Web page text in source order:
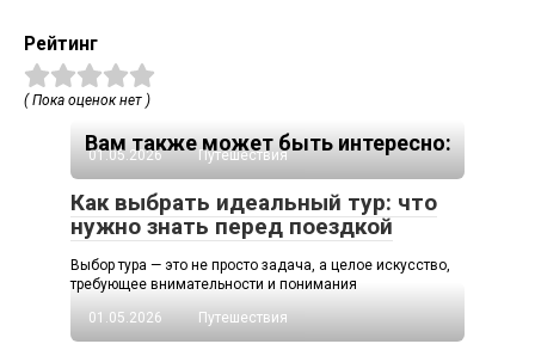
Рейтинг
( Пока оценок нет )
Вам также может быть интересно:
01.05.2026 Путешествия
Как выбрать идеальный тур: что
нужно знать перед поездкой
Выбор тура — это не просто задача, а целое искусство,
требующее внимательности и понимания
01.05.2026
Путешествия